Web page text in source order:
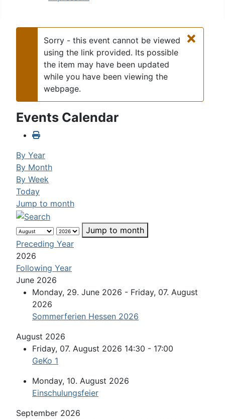
×
Warnung
Sorry - this event cannot be viewed
using the link provided. Its possible
the item may have been updated
while you have been viewing the
webpage.
Events Calendar
By Year
By Month
By Week
Today
Jump to month
Jump to month
Preceding Year
2026
Following Year
June 2026
Monday, 29. June 2026 - Friday, 07. August
2026
Sommerferien Hessen 2026
August 2026
Friday, 07. August 2026 14:30 - 17:00
GeKo 1
Monday, 10. August 2026
Einschulungsfeier
September 2026